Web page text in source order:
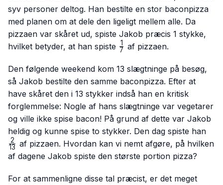
syv personer deltog. Han bestilte en stor baconpizza
med planen om at dele den ligeligt mellem alle. Da
pizzaen var skåret ud, spiste Jakob præcis 1 stykke,
hvilket betyder, at han spiste \frac{1}
7
1 af pizzaen.
Den følgende weekend kom 13 slægtninge på besøg,
så Jakob bestilte den samme baconpizza. Efter at
have skåret den i 13 stykker indså han en kritisk
forglemmelse: Nogle af hans slægtninge var vegetarer
og ville ikke spise bacon! På grund af dette var Jakob
heldig og kunne spise to stykker. Den dag spiste han
{13}
13
2
af pizzaen. Hvordan kan vi nemt afgøre, på hvilken
af dagene Jakob spiste den største portion pizza?
For at sammenligne disse tal præcist, er det meget